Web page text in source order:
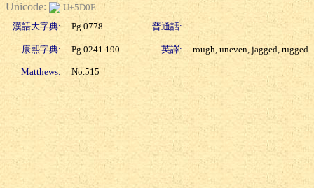
Unicode:
U+5D0E
漢語大字典:
Pg.0778 普通話:
康熙字典: Pg.0241.190 英譯: rough, uneven, jagged, rugged
Matthews: No.515